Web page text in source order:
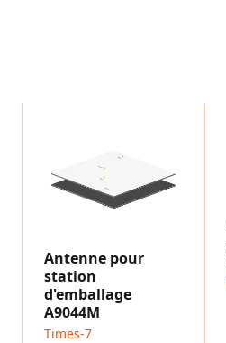
Antenne pour
station
d'emballage
A9044M
Times-7